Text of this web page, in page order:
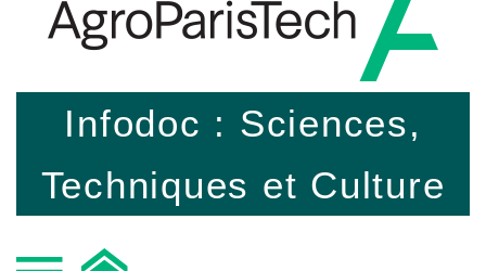
Infodoc : Sciences,
Techniques et Culture